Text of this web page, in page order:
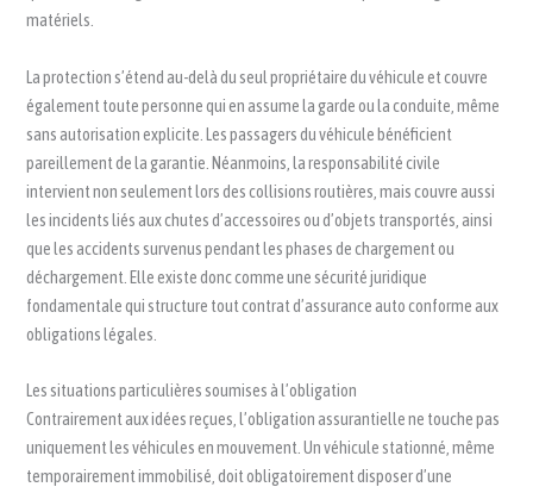
matériels.
La protection s’étend au-delà du seul propriétaire du véhicule et couvre
également toute personne qui en assume la garde ou la conduite, même
sans autorisation explicite. Les passagers du véhicule bénéficient
pareillement de la garantie. Néanmoins, la responsabilité civile
intervient non seulement lors des collisions routières, mais couvre aussi
les incidents liés aux chutes d’accessoires ou d’objets transportés, ainsi
que les accidents survenus pendant les phases de chargement ou
déchargement. Elle existe donc comme une sécurité juridique
fondamentale qui structure tout contrat d’assurance auto conforme aux
obligations légales.
Les situations particulières soumises à l’obligation
Contrairement aux idées reçues, l’obligation assurantielle ne touche pas
uniquement les véhicules en mouvement. Un véhicule stationné, même
temporairement immobilisé, doit obligatoirement disposer d’une